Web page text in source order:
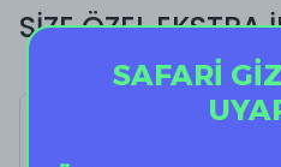
SİZE ÖZEL EKSTRA
SAFARİ